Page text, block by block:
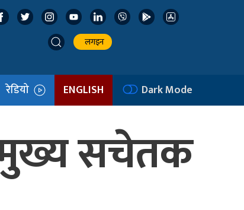
लगइन
रेडियो ENGLISH Dark Mode
मुख्य सचेतक